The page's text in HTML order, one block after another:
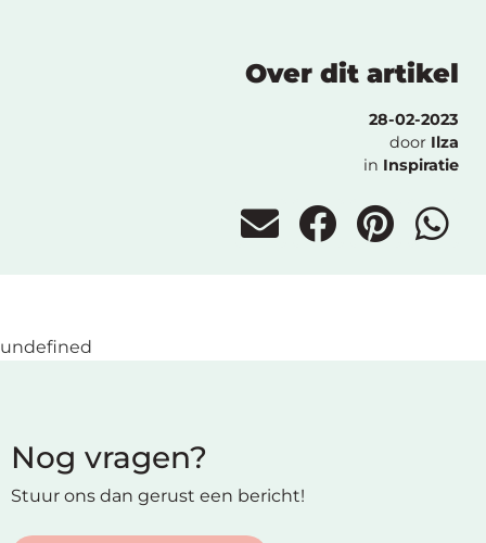
Over dit artikel
28-02-2023
door Ilza
in Inspiratie
undefined
Nog vragen?
Stuur ons dan gerust een bericht!